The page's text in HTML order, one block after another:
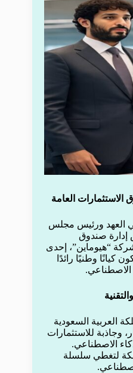
العامة
العهد ورئيس مجلس
إدارة صندوق
“هيوماين”، إحدى
كيانًا وطنيًا رائدًا
الاصطناعي.
العربية السعودية
وجاذبة للاستثمارات
الاصطناعي.
لتغطي سلسلة